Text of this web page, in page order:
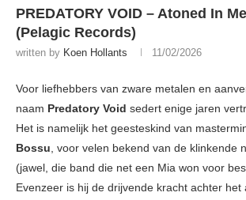
PREDATORY VOID – Atoned In
(Pelagic Records)
written by Koen Hollants 11/02/2026
Voor liefhebbers van zware metalen en
naam Predatory Void sedert enige jaren
Het is namelijk het geesteskind van
Bossu, voor velen bekend van de klinkende
(jawel, die band die net een Mia won voor
Evenzeer is hij de drijvende kracht achter het